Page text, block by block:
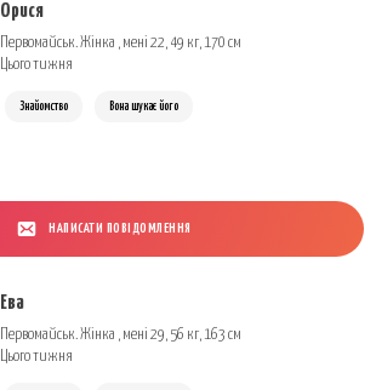
Орися
Первомайськ. Жінка , мені 22, 49 кг, 170 см
Цього тижня
Знайомство Вона шукає його
НАПИСАТИ ПОВІДОМЛЕННЯ
Ева
Первомайськ. Жінка , мені 29, 56 кг, 163 см
Цього тижня